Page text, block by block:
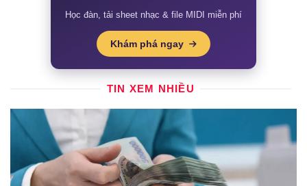
Học đàn, tải sheet nhạc & file MIDI miễn phí
Khám phá ngay
TIN XEM NHIỀU